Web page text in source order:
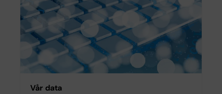
Vår data